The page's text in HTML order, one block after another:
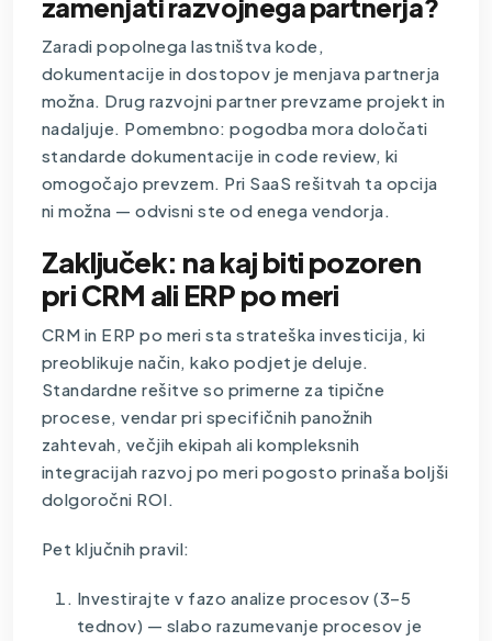
zamenjati razvojnega partnerja?
Zaradi popolnega lastništva kode,
dokumentacije in dostopov je menjava partnerja
možna. Drug razvojni partner prevzame projekt in
nadaljuje. Pomembno: pogodba mora določati
standarde dokumentacije in code review, ki
omogočajo prevzem. Pri SaaS rešitvah ta opcija
ni možna — odvisni ste od enega vendorja.
Zaključek: na kaj biti pozoren
pri CRM ali ERP po meri
CRM in ERP po meri sta strateška investicija, ki
preoblikuje način, kako podjetje deluje.
Standardne rešitve so primerne za tipične
procese, vendar pri specifičnih panožnih
zahtevah, večjih ekipah ali kompleksnih
integracijah razvoj po meri pogosto prinaša boljši
dolgoročni ROI.
Pet ključnih pravil:
Investirajte v fazo analize procesov (3–5
tednov) — slabo razumevanje procesov je